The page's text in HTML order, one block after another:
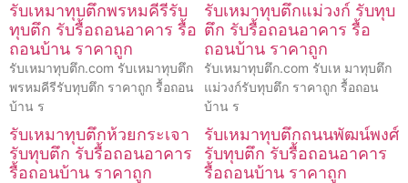
รับเหมาทุบตึกพรหมคีรีรับ
ทุบตึก รับรื้อถอนอาคาร รื้อ
ถอนบ้าน ราคาถูก
รับเหมาทุบตึก.com รับเหมาทุบตึก
พรหมคีรีรับทุบตึก ราคาถูก รื้อถอน
บ้าน ร
รับเหมาทุบตึกแม่วงก์ รับทุบ
ตึก รับรื้อถอนอาคาร รื้อ
ถอนบ้าน ราคาถูก
รับเหมาทุบตึก.com รับเห มาทุบตึก
แม่วงก์รับทุบตึก ราคาถูก รื้อถอน
บ้าน ร
รับเหมาทุบตึกห้วยกระเจา
รับทุบตึก รับรื้อถอนอาคาร
รื้อถอนบ้าน ราคาถูก
รับเหมาทุบตึกถนนพัฒน์พงศ์
รับทุบตึก รับรื้อถอนอาคาร
รื้อถอนบ้าน ราคาถูก